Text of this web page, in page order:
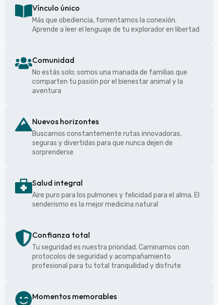
Vínculo único
Más que obediencia, fomentamos la conexión.
Aprende a leer el lenguaje de tu explorador en libertad
Comunidad
No estás solo; somos una manada de familias que
comparten tu pasión por el bienestar animal y la
aventura
Nuevos horizontes
Buscamos constantemente rutas innovadoras,
seguras y divertidas para que nunca dejen de
sorprenderse
Salud integral
Aire puro para los pulmones y felicidad para el alma. El
senderismo es la mejor medicina natural
Confianza total
Tu seguridad es nuestra prioridad. Caminamos con
protocolos de seguridad y acompañamiento
profesional para tu total tranquilidad y disfrute
Momentos memorables